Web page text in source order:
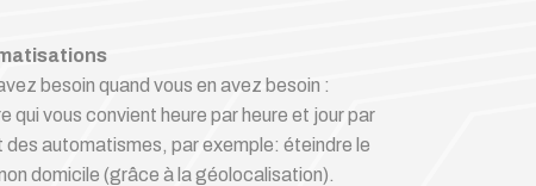
besoin quand vous en avez besoin :
qui vous convient heure par heure et jour par
automatismes, par exemple: éteindre le
domicile (grâce à la géolocalisation).